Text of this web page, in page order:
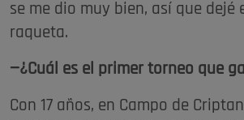
se me dio muy bien, así que dejé
raqueta.
—¿Cuál es el primer torneo que
Con 17 años, en Campo de